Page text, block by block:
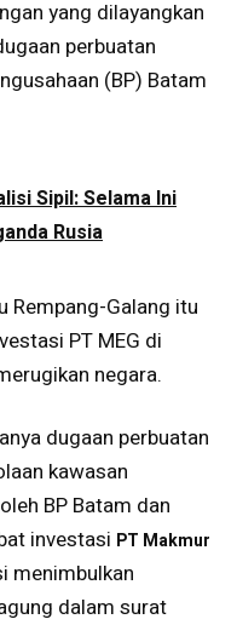
yang dilayangkan
perbuatan
(BP) Batam
Sipil: Selama Ini
Rusia
Rempang-Galang itu
PT MEG di
negara.
dugaan perbuatan
kawasan
BP Batam dan
investasi PT Makmur
menimbulkan
dalam surat